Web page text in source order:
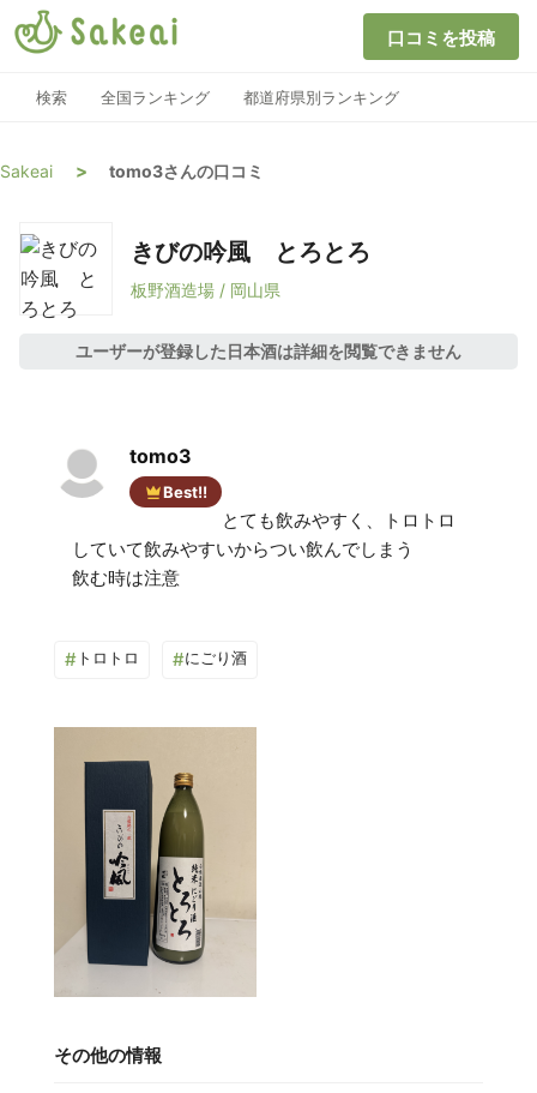
口コミを投稿
検索 全国ランキング 都道府県別ランキング
Sakeai > tomo3さんの口コミ
きびの吟風 とろとろ
板野酒造場 / 岡山県
ユーザーが登録した日本酒は詳細を閲覧できません
tomo3
Best!!
とても飲みやすく、トロトロ
していて飲みやすいからつい飲んでしまう
# トロトロ #にごり酒
その他の情報